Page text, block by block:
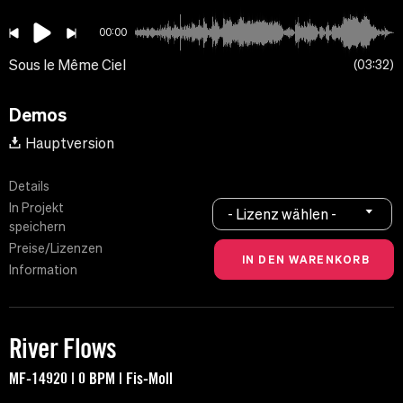
00:00
Sous le Même Ciel 03:32
Demos
Hauptversion
Details
In Projekt
speichern
Preise/Lizenzen
Information
- Lizenz wählen -
River Flows
MF-14920 | 0 BPM | Fis-Moll